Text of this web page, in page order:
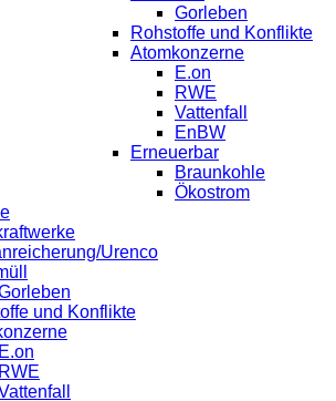
Gorleben
Rohstoffe und Konflikte
Atomkonzerne
E.on
RWE
Vattenfall
EnBW
Erneuerbar
Braunkohle
Ökostrom
Urenco
und Konflikte
E.on
RWE